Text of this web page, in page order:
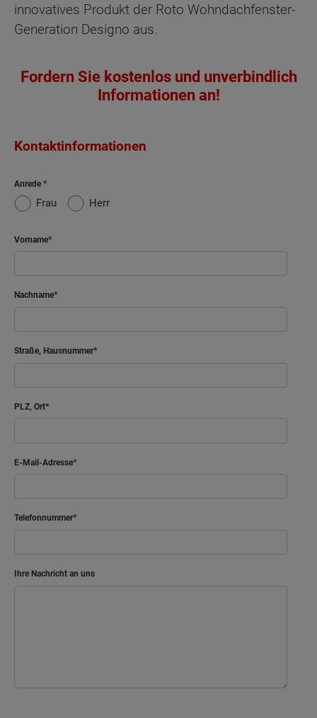
innovatives Produkt der Roto Wohndachfenster-
Generation Designo aus.
Fordern Sie kostenlos und unverbindlich
Informationen an!
Kontaktinformationen
Anrede
Frau Herr
Vorname
Nachname
Straße, Hausnummer
PLZ, Ort
E-Mail-Adresse
Telefonnummer
Ihre Nachricht an uns